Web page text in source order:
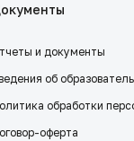
и документы
об
обработки
оферта